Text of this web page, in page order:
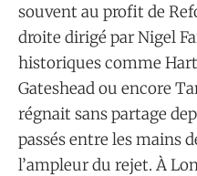
souvent au profit de
droite dirigé par Nigel
historiques comme
Gateshead ou encore
régnait sans partage
passés entre les mains
l’ampleur du rejet. À